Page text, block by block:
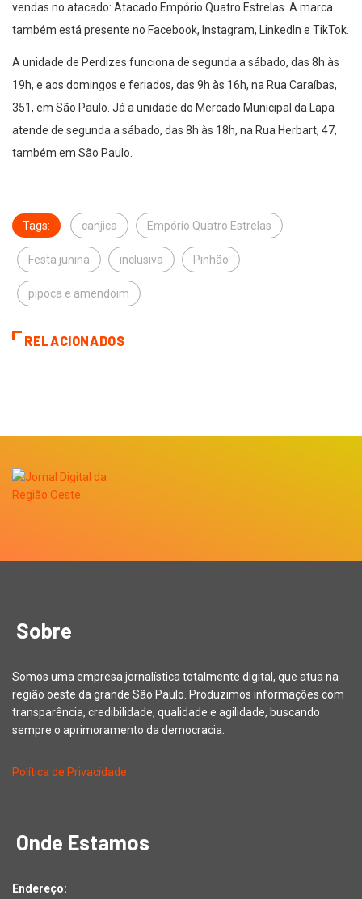
vendas no atacado: Atacado Empório Quatro Estrelas. A marca
também está presente no Facebook, Instagram, LinkedIn e TikTok.
A unidade de Perdizes funciona de segunda a sábado, das 8h às
19h, e aos domingos e feriados, das 9h às 16h, na Rua Caraíbas,
351, em São Paulo. Já a unidade do Mercado Municipal da Lapa
atende de segunda a sábado, das 8h às 18h, na Rua Herbart, 47,
também em São Paulo.
Tags: canjica Empório Quatro Estrelas
Festa junina inclusiva Pinhão
pipoca e amendoim
RELACIONADOS
Sobre
Somos uma empresa jornalística totalmente digital, que atua na
região oeste da grande São Paulo. Produzimos informações com
transparência, credibilidade, qualidade e agilidade, buscando
sempre o aprimoramento da democracia.
Política de Privacidade
Onde Estamos
Endereço: